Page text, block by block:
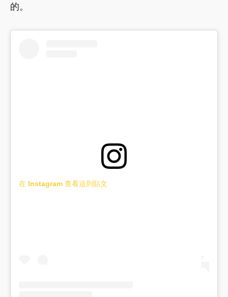
的。
在 Instagram 查看這則貼文